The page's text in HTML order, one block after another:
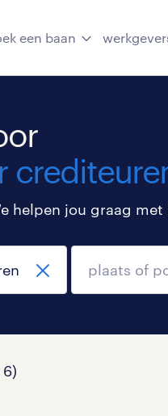
een baan
helpen jou graag